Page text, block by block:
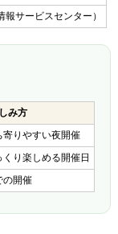
サービスセンター）
み方
りやすい夜開催
り楽しめる開催日
の開催